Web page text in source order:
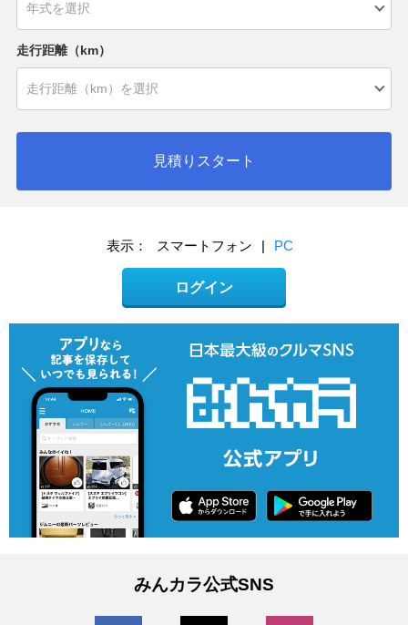
走行距離（km）
見積りスタート
表示： スマートフォン | PC
ログイン
みんカラ公式SNS